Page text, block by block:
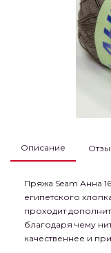
Описание
Пряжа Seam Анна
египетского
проходит
благодаря чему
качественнее и